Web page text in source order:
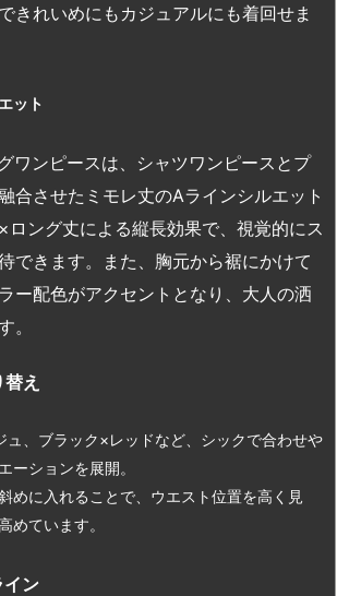
きれいめにもカジュアルにも着回せま
ット
ワンピースは、シャツワンピースとプ
合させたミモレ丈のAラインシルエット
ロング丈による縦長効果で、視覚的にス
できます。また、胸元から裾にかけて
ー配色がアクセントとなり、大人の洒
。
え
ュ、ブラック×レッドなど、シックで合わせや
ーションを展開。
めに入れることで、ウエスト位置を高く見
めています。
イン